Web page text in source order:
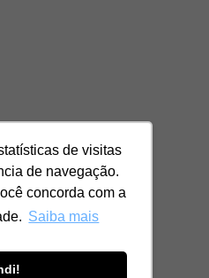
de visitas
de navegação.
concorda com a
Saiba mais